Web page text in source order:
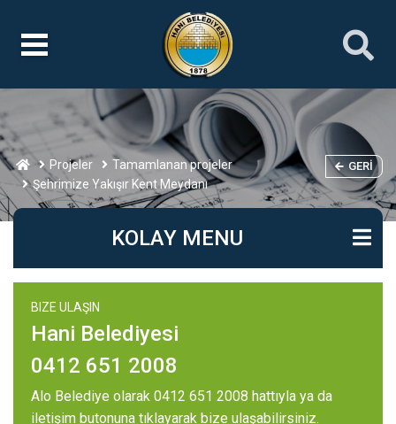
Projeler
Tamamlanan projeler
Şehrimize Yakışır Kent Meydanı
GERI
KOLAY MENU
BIZE ULAŞIN
Hani Belediyesi
0412 651 2008
Alo Belediye olarak 0412 651 2008 hattıyla ya da
iletişim butonuna tıklayarak bize ulaşabilirsiniz.